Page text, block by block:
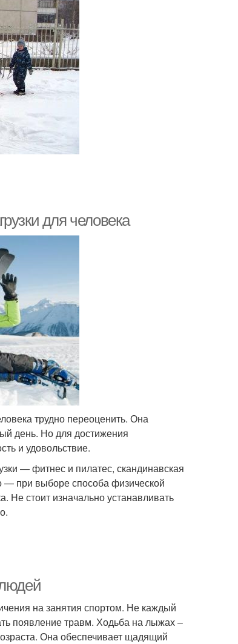
для человека
трудно переоценить. Она
день. Но для достижения
и удовольствие.
— фитнес и пилатес, скандинавская
— при выборе способа физической
Не стоит изначально устанавливать
на занятия спортом. Не каждый
появление травм. Ходьба на лыжах –
Она обеспечивает щадящий